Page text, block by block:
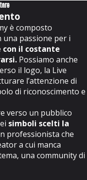
è composto
passione per i
con il costante
Possiamo anche
il logo, la Live
l’attenzione di
di riconoscimento e
verso un pubblico
simboli scelti la
professionista che
a cui manca
una community di